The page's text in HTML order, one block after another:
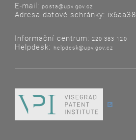
E-mail: posta@upv.gov.cz
Adresa datové schránky: ix6aa38
Informační centrum: 220 383 120
Helpdesk: helpdesk@upv.gov.cz